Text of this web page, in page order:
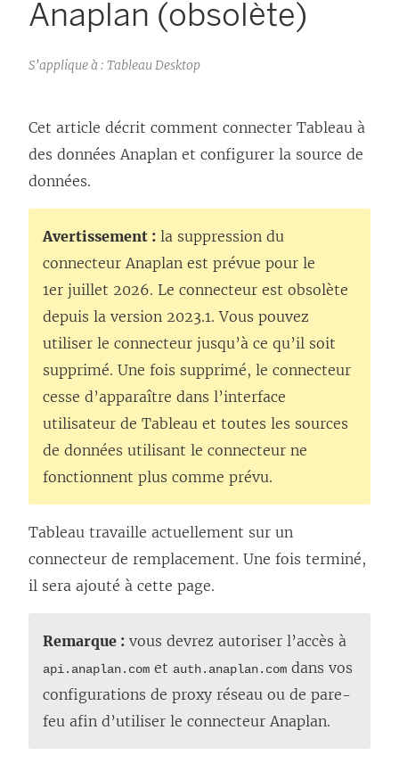
Anaplan (obsolète)
S’applique à : Tableau Desktop
Cet article décrit comment connecter Tableau à
des données Anaplan et configurer la source de
données.
Avertissement : la suppression du
connecteur Anaplan est prévue pour le
1er juillet 2026. Le connecteur est obsolète
depuis la version 2023.1. Vous pouvez
utiliser le connecteur jusqu’à ce qu’il soit
supprimé. Une fois supprimé, le connecteur
cesse d’apparaître dans l’interface
utilisateur de Tableau et toutes les sources
de données utilisant le connecteur ne
fonctionnent plus comme prévu.
Tableau travaille actuellement sur un
connecteur de remplacement. Une fois terminé,
il sera ajouté à cette page.
Remarque : vous devrez autoriser l’accès à
api.anaplan.com et auth.anaplan.com dans vos
configurations de proxy réseau ou de pare-
feu afin d’utiliser le connecteur Anaplan.